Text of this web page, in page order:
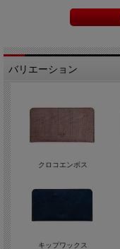
バリエーション
クロコエンボス
キップワックス